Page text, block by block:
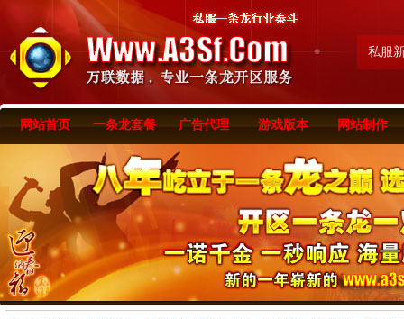
私服
网站首页 一条龙套餐 广告代理 游戏版本 网站制作